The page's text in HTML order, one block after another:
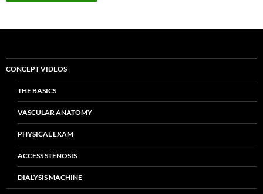
CONCEPT VIDEOS
THE BASICS
VASCULAR ANATOMY
PHYSICAL EXAM
ACCESS STENOSIS
DIALYSIS MACHINE